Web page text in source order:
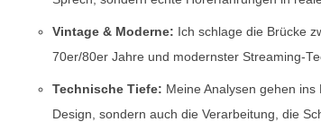
Vintage & Moderne: Ich schlage die Brücke
70er/80er Jahre und modernster Streaming-
Technische Tiefe: Meine Analysen gehen
Design, sondern auch die Verarbeitung, die